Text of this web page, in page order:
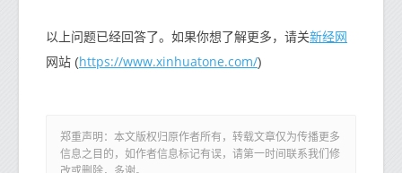
以上问题已经回答了。如果你想了解更多，请关新经网
网站 (https://www.xinhuatone.com/)
郑重声明：本文版权归原作者所有，转载文章仅为传播更多
信息之目的，如作者信息标记有误，请第一时间联系我们修